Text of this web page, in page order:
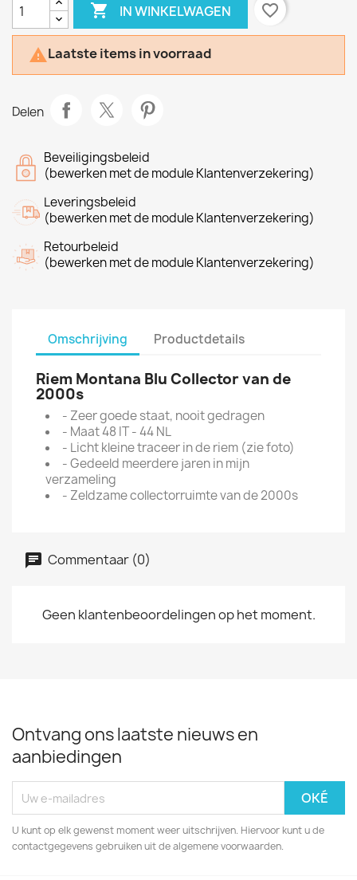
 IN WINKELWAGEN favorite_border
Laatste items in voorraad
Delen
Beveiligingsbeleid
(bewerken met de module Klantenverzekering)
Leveringsbeleid
(bewerken met de module Klantenverzekering)
Retourbeleid
(bewerken met de module Klantenverzekering)
Omschrijving Productdetails
Riem Montana Blu Collector van de
2000s
- Zeer goede staat, nooit gedragen
- Maat 48 IT - 44 NL
- Licht kleine traceer in de riem (zie foto)
- Gedeeld meerdere jaren in mijn
verzameling
- Zeldzame collectorruimte van de 2000s
Commentaar (0)
Geen klantenbeoordelingen op het moment.
Ontvang ons laatste nieuws en
aanbiedingen
U kunt op elk gewenst moment weer uitschrijven. Hiervoor kunt u de
contactgegevens gebruiken uit de algemene voorwaarden.